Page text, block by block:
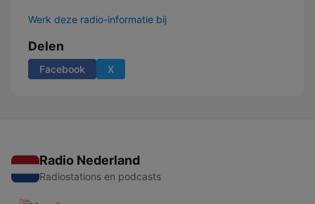
Werk deze radio-informatie bij
Delen
Facebook X
Radio Nederland
Radiostations en podcasts